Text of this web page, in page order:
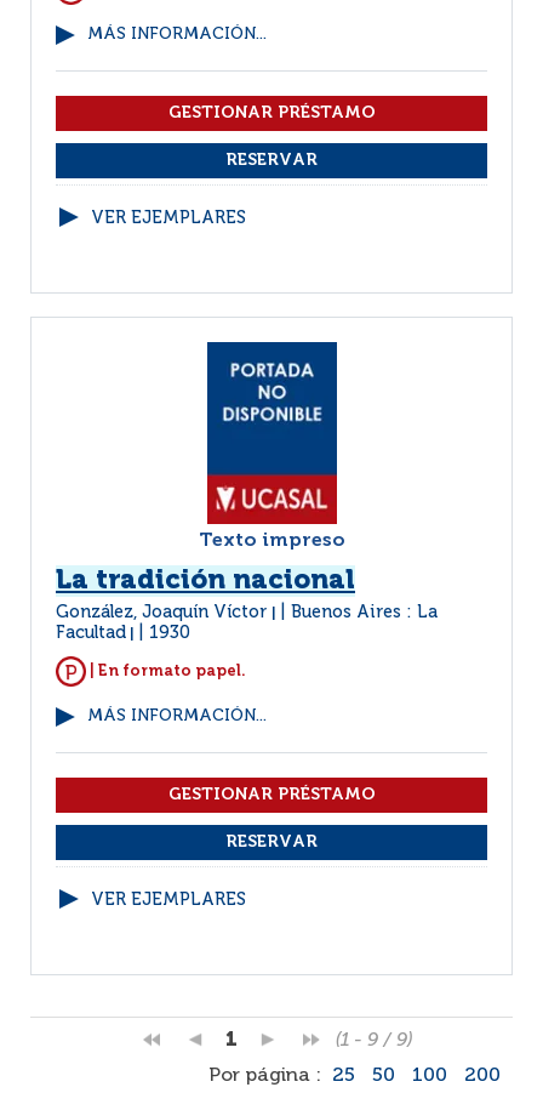
MÁS INFORMACIÓN...
VER EJEMPLARES
Texto impreso
La tradición nacional
González, Joaquín Víctor
Buenos Aires : La
Facultad
1930
| En formato papel.
MÁS INFORMACIÓN...
VER EJEMPLARES
1
(1 - 9 / 9)
Por página :
25 50 100 200